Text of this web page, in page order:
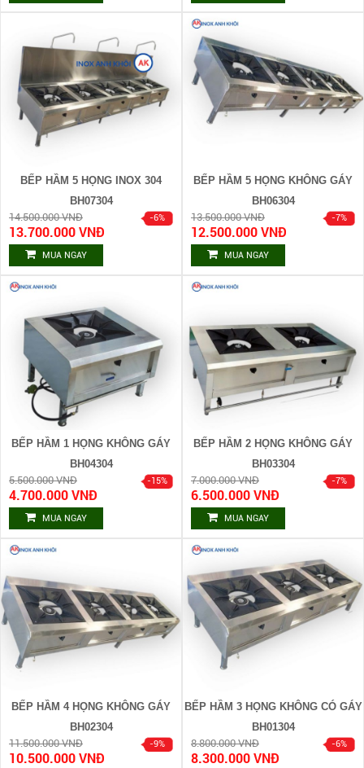
BẾP HẦM 5 HỌNG INOX 304
BH07304
14.500.000 VNĐ
13.700.000 VNĐ
MUA NGAY
BẾP HẦM 5 HỌNG KHÔNG GÁY
BH06304
13.500.000 VNĐ
12.500.000 VNĐ
MUA NGAY
BẾP HẦM 1 HỌNG KHÔNG GÁY
BH04304
5.500.000 VNĐ
4.700.000 VNĐ
MUA NGAY
BẾP HẦM 2 HỌNG KHÔNG GÁY
BH03304
7.000.000 VNĐ
6.500.000 VNĐ
MUA NGAY
BẾP HẦM 4 HỌNG KHÔNG GÁY
BH02304
11.500.000 VNĐ
10.500.000 VNĐ
BẾP HẦM 3 HỌNG KHÔNG CÓ GÁY
BH01304
8.800.000 VNĐ
8.300.000 VNĐ